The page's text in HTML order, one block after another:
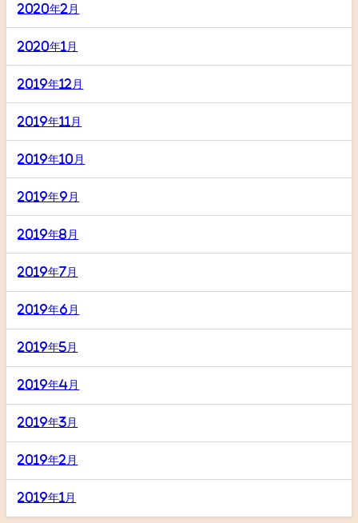
2020年2月
2020年1月
2019年12月
2019年11月
2019年10月
2019年9月
2019年8月
2019年7月
2019年6月
2019年5月
2019年4月
2019年3月
2019年2月
2019年1月